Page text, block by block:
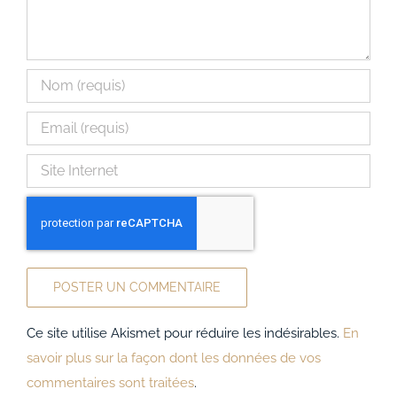
Ce site utilise Akismet pour réduire les indésirables. En
savoir plus sur la façon dont les données de vos
commentaires sont traitées.